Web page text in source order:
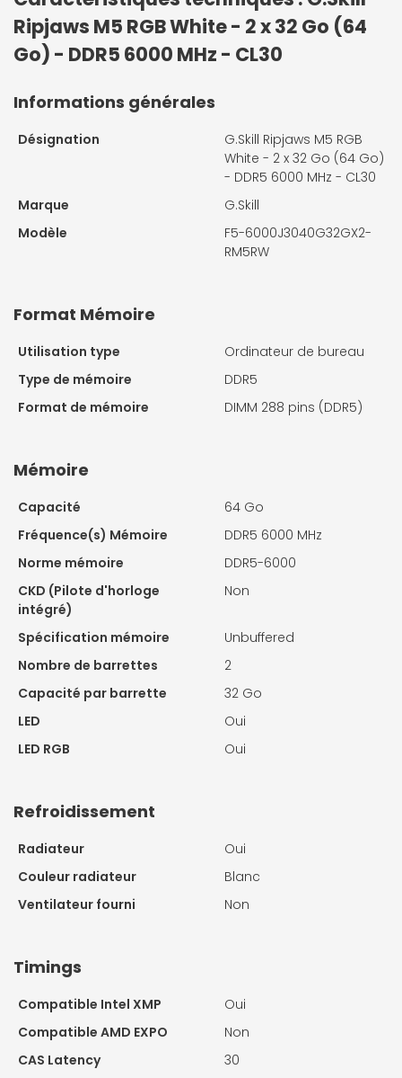
Ripjaws M5 RGB White - 2 x 32 Go (64
Go) - DDR5 6000 MHz - CL30
Informations générales
Désignation
G.Skill Ripjaws M5 RGB
White - 2 x 32 Go (64 Go)
- DDR5 6000 MHz - CL30
Marque
G.Skill
Modèle
F5-6000J3040G32GX2-
RM5RW
Format Mémoire
Utilisation type
Ordinateur de bureau
Type de mémoire
DDR5
Format de mémoire
DIMM 288 pins (DDR5)
Mémoire
Capacité
64 Go
Fréquence(s) Mémoire
DDR5 6000 MHz
Norme mémoire
DDR5-6000
CKD (Pilote d'horloge
intégré)
Non
Spécification mémoire
Unbuffered
Nombre de barrettes
2
Capacité par barrette
32 Go
LED
Oui
LED RGB
Oui
Refroidissement
Radiateur
Oui
Couleur radiateur
Blanc
Ventilateur fourni
Non
Timings
Compatible Intel XMP
Oui
Compatible AMD EXPO
Non
CAS Latency
30